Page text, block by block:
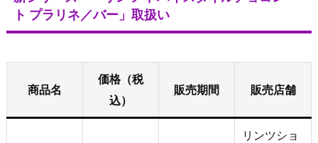
ト プラリネ／バー」取扱い
商品名
価格（税
込）
販売期間 販売店舗
リンツショ